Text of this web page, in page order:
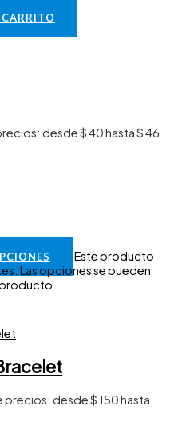
desde $ 40 hasta $ 46
Este producto
Las opciones se pueden
producto
precios: desde $ 150 hasta